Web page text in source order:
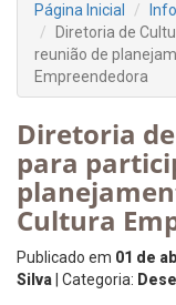
Página Inicial
Diretoria de
reunião de
Empreendedora
Diretoria
para
Cultura
Publicado em 01 de
Silva | Categoria: